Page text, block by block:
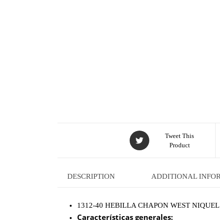
Tweet This
Product
DESCRIPTION ADDITIONAL
1312-40 HEBILLA CHAPON WEST
Características generales: